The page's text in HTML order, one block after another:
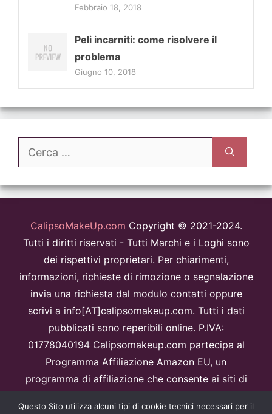
Febbraio 18, 2018
Peli incarniti: come risolvere il
problema
Giugno 10, 2018
Ricerca
CalipsoMakeUp.com Copyright © 2021-2024.
Tutti i diritti riservati - Tutti Marchi e i Loghi sono
dei rispettivi proprietari. Per chiarimenti,
informazioni, richieste di rimozione o segnalazione
invia una richiesta dal modulo contatti oppure
scrivi a info[AT]calipsomakeup.com. Tutti i dati
pubblicati sono reperibili online. P.IVA:
01778040194 Calipsomakeup.com partecipa al
Programma Affiliazione Amazon EU, un
programma di affiliazione che consente ai siti di
Questo Sito utilizza alcuni tipi di cookie tecnici necessari per il